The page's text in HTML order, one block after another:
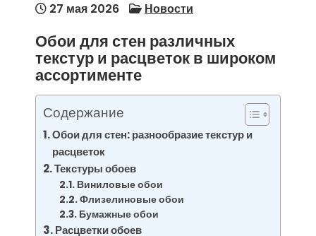
27 мая 2026 Новости
Обои для стен различных
текстур и расцветок в широком
ассортименте
Содержание
Обои для стен: разнообразие текстур и
расцветок
Текстуры обоев
Виниловые обои
Флизелиновые обои
Бумажные обои
Расцветки обоев